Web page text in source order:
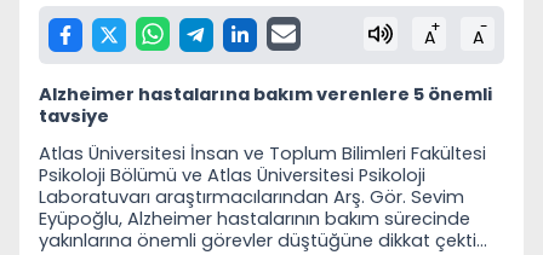
A+ A-
Alzheimer hastalarına bakım verenlere 5 önemli
tavsiye
Atlas Üniversitesi İnsan ve Toplum Bilimleri Fakültesi
Psikoloji Bölümü ve Atlas Üniversitesi Psikoloji
Laboratuvarı araştırmacılarından Arş. Gör. Sevim
Eyüpoğlu, Alzheimer hastalarının bakım sürecinde
yakınlarına önemli görevler düştüğüne dikkat çekti…